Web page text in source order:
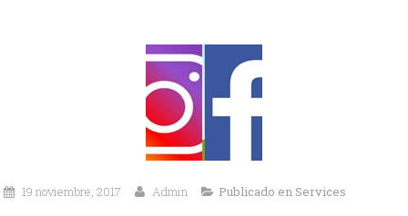
19 noviembre, 2017 Admin Publicado en Services